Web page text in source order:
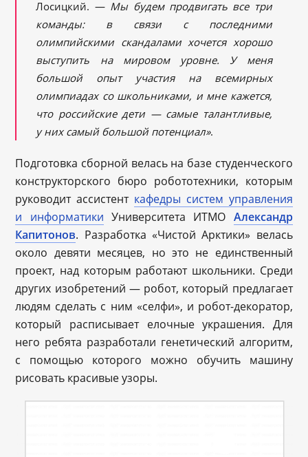
Лосицкий. — Мы будем продвигать все три
команды: в связи с последними
олимпийскими скандалами хочется хорошо
выступить на мировом уровне. У меня
большой опыт участия на всемирных
олимпиадах со школьниками, и мне кажется,
что российские дети — самые талантливые,
у них самый большой потенциал».
Подготовка сборной велась на базе студенческого
конструкторского бюро робототехники, которым
руководит ассистент кафедры систем управления
и информатики Университета ИТМО Александр
Капитонов. Разработка «Чистой Арктики» велась
около девяти месяцев, но это не единственный
проект, над которым работают школьники. Среди
других изобретений — робот, который предлагает
людям сделать с ним «селфи», и робот-декоратор,
который расписывает елочные украшения. Для
него ребята разработали генетический алгоритм,
с помощью которого можно обучить машину
рисовать красивые узоры.